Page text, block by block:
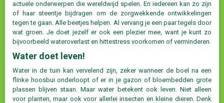
actuele onderwerpen die wereldwijd spelen. En iedereen kan zo zijn
of haar steentje bijdragen om de zorgwekkende ontwikkelingen
tegen te gaan. Alle beetjes helpen. Al vervang je een paar tegels door
wat groen. Je doet jezelf er ook een plezier mee, want je kunt zo
bijvoorbeeld wateroverlast en hittestress voorkomen of verminderen.
Water doet leven!
Water in de tuin kan vervelend zijn, zeker wanneer de boel na een
flinke hoosbui onderloopt of er in je gazon of bloembedden grote
plassen blijven staan. Maar water betekent ook leven. Niet alleen
voor planten, maar ook voor allerlei insecten en kleine dieren. Denk